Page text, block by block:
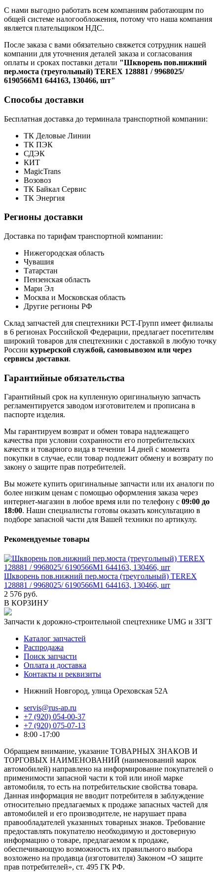
С нами выгодно работать всем компаниям работающим по
общей системе налогообложения, потому что наша компания
является плательщиком НДС.
После заказа с вами обязательно свяжется сотрудник нашей
компании для уточнения деталей заказа и согласования
оплаты и сроках поставки детали "Шкворень пов.нижний
пер.моста (треугольный) TEREX 128881 / 9968025/
6190566М1 644163, 130466, шт"
Способы доставки
Бесплатная доставка до терминала транспортной компании:
ТК Деловые Линии
ТК ПЭК
СДЭК
КИТ
MagicTrans
Возовоз
ТК Байкал Сервис
ТК Энергия
Регионы доставки
Доставка по тарифам транспортной компании:
Нижегородская область
Чувашия
Татарстан
Пензенская область
Мари Эл
Москва и Московская область
Другие регионы РФ
Склад запчастей для спецтехники РСТ-Групп имеет филиалы
в 6 регионах Российской Федерации, предлагает посетителям
широкий товаров для спецтехники с доставкой в любую точку
России курьерской службой, самовывозом или через
сервисы доставки.
Гарантийные обязательства
Гарантийный срок на купленную оригинальную запчасть
регламентируется заводом изготовителем и прописана в
паспорте изделия.
Мы гарантируем возврат и обмен товара надлежащего
качества при условии сохранности его потребительских
качеств и товарного вида в течении 14 дней с момента
покупки в случае, если товар подлежит обмену и возврату по
закону о защите прав потребителей.
Вы можете купить оригинальные запчасти или их аналоги по
более низким ценам с помощью оформления заказа через
интернет-магазин в любое время или по телефону с 09:00 до
18:00. Наши специалисты готовы оказать консультацию в
подборе запасной части для Вашей техники по артикулу.
Рекомендуемые товары
Шкворень пов.нижний пер.моста (треугольный) TEREX
128881 / 9968025/ 6190566М1 644163, 130466, шт
2 576 руб.
В КОРЗИНУ
Запчасти к дорожно-строительной спецтехнике UMG и ЗЗГТ
Каталог запчастей
Распродажа
Поиск запчасти
Оплата и доставка
Контакты и реквизиты
Нижний Новгород, улица Ореховская 52А
servis@rus-ap.ru
+7 (920) 054-00-37
+7 (920) 075-07-13
8:00 -17:00
Обращаем внимание, указание ТОВАРНЫХ ЗНАКОВ И
ТОРГОВЫХ НАИМЕНОВАНИЙ (наименований марок
автомобилей) направлено на информирование покупателей о
применимости запасной части к той или иной марке
автомобиля, то есть на потребительские свойства товара.
Данная информация не вводит потребителя в заблуждение
относительно предлагаемых к продаже запасных частей для
автомобилей и его производителе, не нарушает права
правообладателей указанных товарных знаков. Требование
предоставлять покупателю необходимую и достоверную
информацию о товаре, предлагаемом к продаже,
обеспечивающую возможность их правильного выбора
возложено на продавца (изготовителя) Законом «О защите
прав потребителей», ст. 495 ГК РФ.